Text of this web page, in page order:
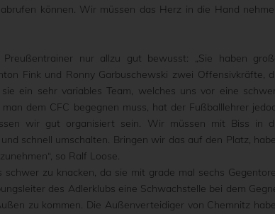
können. Wir müssen das Herz in die Hand
nur allzu gut bewusst: „Sie haben
Fink und Ronny Garbuschewski zwei Offensivkräfte,
ein sehr variables Team, welches uns vor eine
dem CFC begegnen muss, hat der Fußballlehrer
wir gut organisiert sein. Wir müssen mit Biss in
schnell umschalten. Bringen wir das auf den Platz,
so Ralf Loose.
zu knacken, da sie mit grade mal sechs
des Adlerklubs eine Schwachstelle bei dem
zu kommen. Die Außenverteidiger von Chemnitz